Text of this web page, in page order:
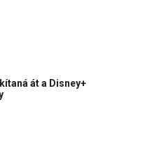
át a Disney+